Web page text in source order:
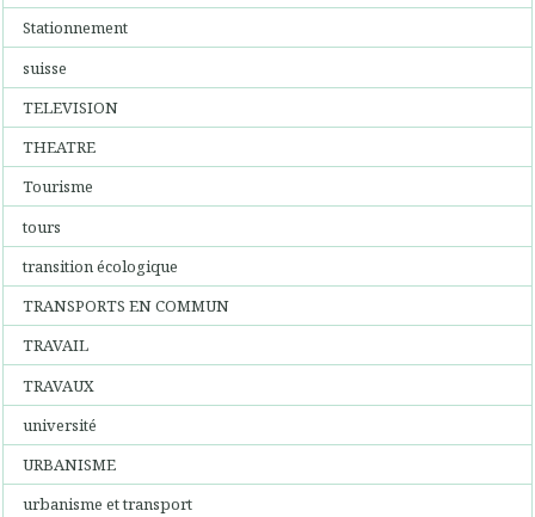
Stationnement
suisse
TELEVISION
THEATRE
Tourisme
tours
transition écologique
TRANSPORTS EN COMMUN
TRAVAIL
TRAVAUX
université
URBANISME
urbanisme et transport